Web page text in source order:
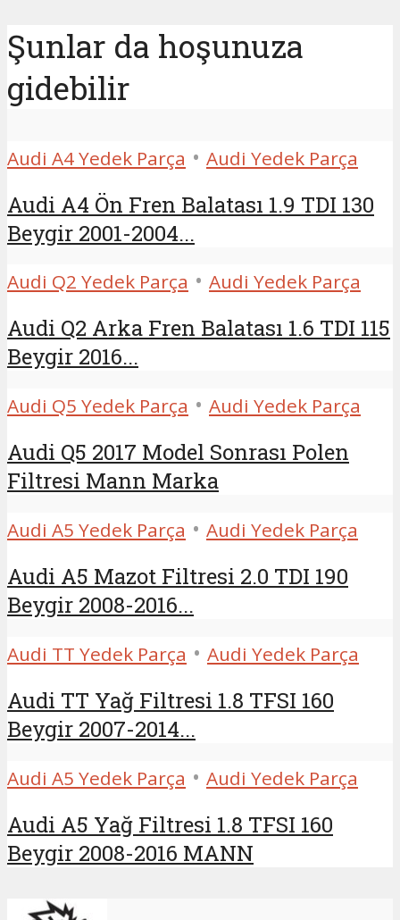
Şunlar da hoşunuza
gidebilir
Audi A4 Yedek Parça • Audi Yedek Parça
Audi A4 Ön Fren Balatası 1.9 TDI 130
Beygir 2001-2004...
Audi Q2 Yedek Parça • Audi Yedek Parça
Audi Q2 Arka Fren Balatası 1.6 TDI 115
Beygir 2016...
Audi Q5 Yedek Parça • Audi Yedek Parça
Audi Q5 2017 Model Sonrası Polen
Filtresi Mann Marka
Audi A5 Yedek Parça • Audi Yedek Parça
Audi A5 Mazot Filtresi 2.0 TDI 190
Beygir 2008-2016...
Audi TT Yedek Parça • Audi Yedek Parça
Audi TT Yağ Filtresi 1.8 TFSI 160
Beygir 2007-2014...
Audi A5 Yedek Parça • Audi Yedek Parça
Audi A5 Yağ Filtresi 1.8 TFSI 160
Beygir 2008-2016 MANN